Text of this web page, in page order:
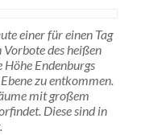
einer für einen Tag
des heißen
Endenburgs
zu entkommen.
mit großem
Diese sind in